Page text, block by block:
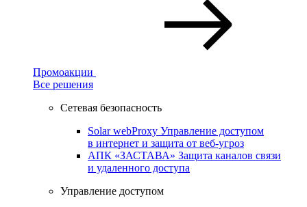
Промоакции
Все решения
Сетевая безопасность
Solar webProxy Управление доступом
в интернет и защита от веб-угроз
АПК «ЗАСТАВА» Защита каналов связи
и удаленного доступа
Управление доступом